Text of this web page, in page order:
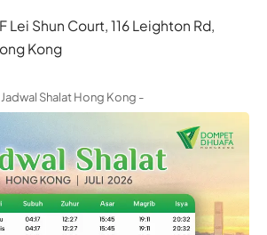
Lei Shun Court, 116 Leighton Rd,
Kong
Shalat Hong Kong -